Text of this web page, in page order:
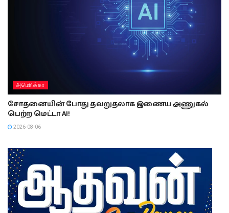
அமொிக்கா
சோதனையின் போது தவறுதலாக இணைய அணுகல்
பெற்ற மெட்டா AI!
2026-08-06